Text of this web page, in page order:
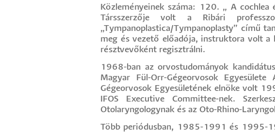
Közleményeinek száma: 120. „ A
Társszerzője volt a Ribári
„Tympanoplastica/Tympanoplasty” című
meg és vezető előadója, instruktora volt a
résztvevőként regisztrálni.
1968-ban az orvostudományok
Magyar Fül-Orr-Gégeorvosok
Gégeorvosok Egyesületének elnöke volt
IFOS Executive Committee-nek.
Otolaryngologynak és az Oto-Rhino-
Több periódusban, 1985-1991 és 1995-